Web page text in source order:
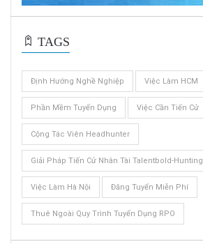
TAGS
Định Hướng Nghề Nghiệp Việc Làm HCM
Phần Mềm Tuyển Dụng Việc Cần Tiến Cử
Cộng Tác Viên Headhunter
Giải Pháp Tiến Cử Nhân Tài Talentbold-Hunting
Việc Làm Hà Nội Đăng Tuyển Miễn Phí
Thuê Ngoài Quy Trình Tuyển Dụng RPO